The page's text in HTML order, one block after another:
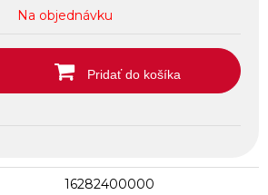
Na objednávku
Pridať do košíka
16282400000